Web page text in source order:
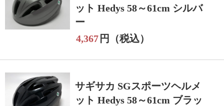
ット Hedys 58～61cm シルバ
ー
4,367 円（税込）
サギサカ SGスポーツヘルメ
ット Hedys 58～61cm ブラッ